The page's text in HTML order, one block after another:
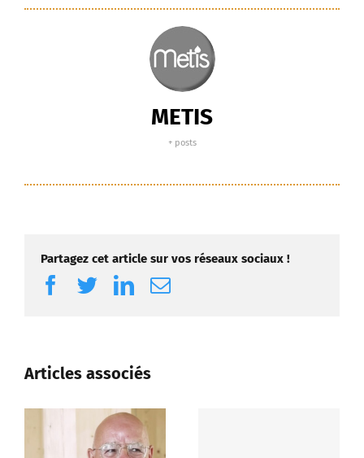
METIS
+ posts
Partagez cet article sur vos réseaux sociaux !
Facebook
TwitterLinkedIn
Email
Articles associés